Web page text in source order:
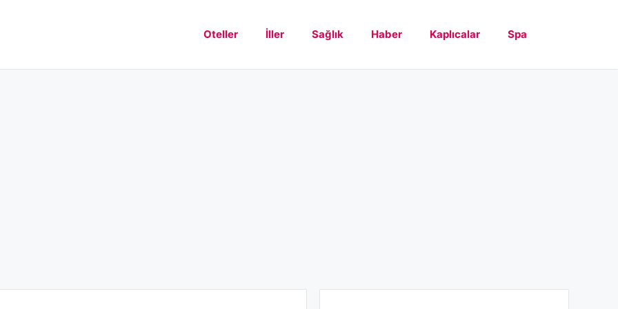
Oteller İller Sağlık Haber Kaplıcalar Spa